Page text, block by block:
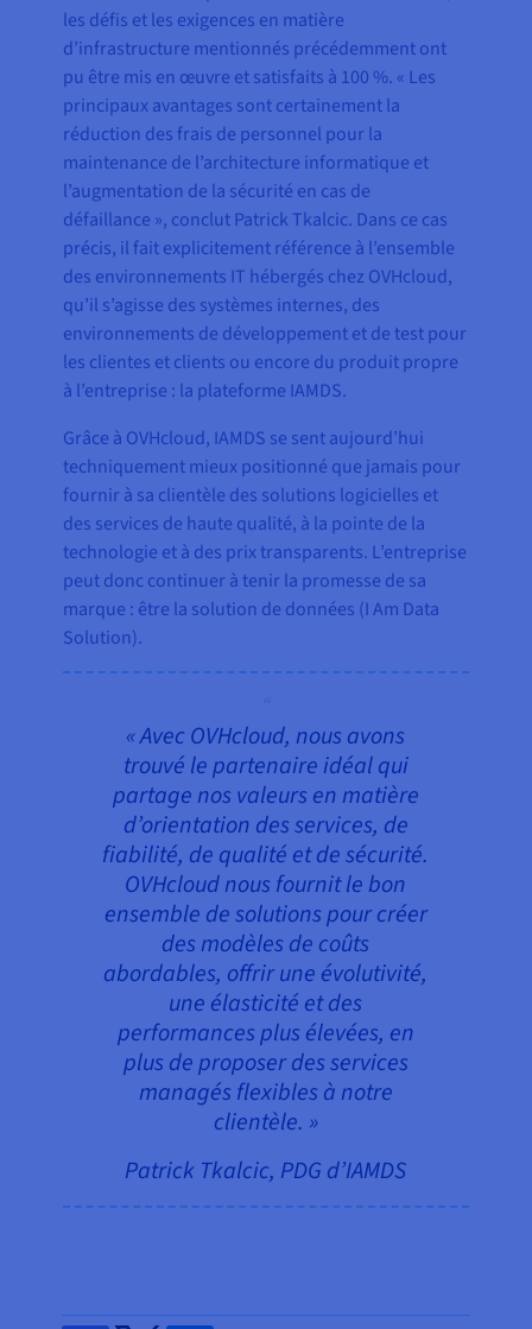
les défis et les exigences en matière
d’infrastructure mentionnés précédemment ont
pu être mis en œuvre et satisfaits à 100 %. « Les
principaux avantages sont certainement la
réduction des frais de personnel pour la
maintenance de l’architecture informatique et
l’augmentation de la sécurité en cas de
défaillance », conclut Patrick Tkalcic. Dans ce cas
précis, il fait explicitement référence à l’ensemble
des environnements IT hébergés chez OVHcloud,
qu’il s’agisse des systèmes internes, des
environnements de développement et de test pour
les clientes et clients ou encore du produit propre
à l’entreprise : la plateforme IAMDS.
Grâce à OVHcloud, IAMDS se sent aujourd’hui
techniquement mieux positionné que jamais pour
fournir à sa clientèle des solutions logicielles et
des services de haute qualité, à la pointe de la
technologie et à des prix transparents. L’entreprise
peut donc continuer à tenir la promesse de sa
marque : être la solution de données (I Am Data
Solution).
« Avec OVHcloud, nous avons
trouvé le partenaire idéal qui
partage nos valeurs en matière
d’orientation des services, de
fiabilité, de qualité et de sécurité.
OVHcloud nous fournit le bon
ensemble de solutions pour créer
des modèles de coûts
abordables, offrir une évolutivité,
une élasticité et des
performances plus élevées, en
plus de proposer des services
managés flexibles à notre
clientèle. »
Patrick Tkalcic, PDG d’IAMDS